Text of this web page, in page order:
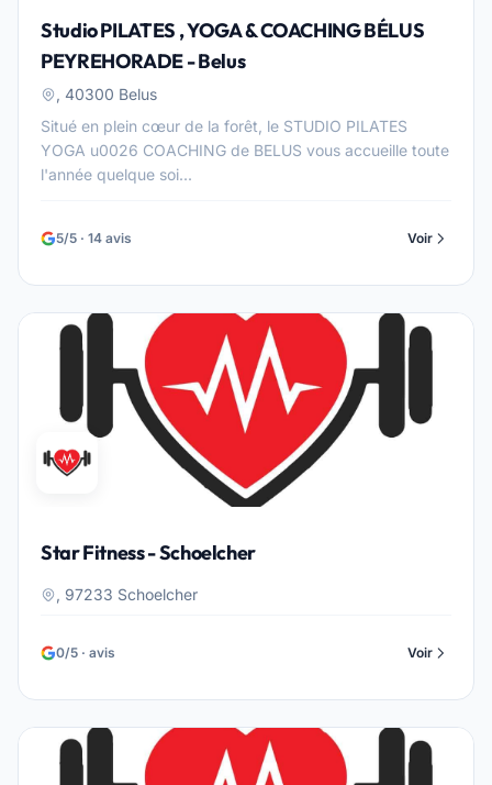
Studio PILATES , YOGA & COACHING BÉLUS
PEYREHORADE - Belus
, 40300 Belus
Situé en plein cœur de la forêt, le STUDIO PILATES
YOGA u0026 COACHING de BELUS vous accueille toute
l'année quelque soi...
5/5 · 14 avis Voir
Star Fitness - Schoelcher
, 97233 Schoelcher
0/5 · avis Voir